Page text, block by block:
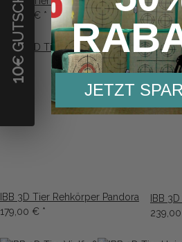
273,00 € *
IBB 3D Tier Rehkörper Pandora
179,00 € *
IBB
10
JETZT